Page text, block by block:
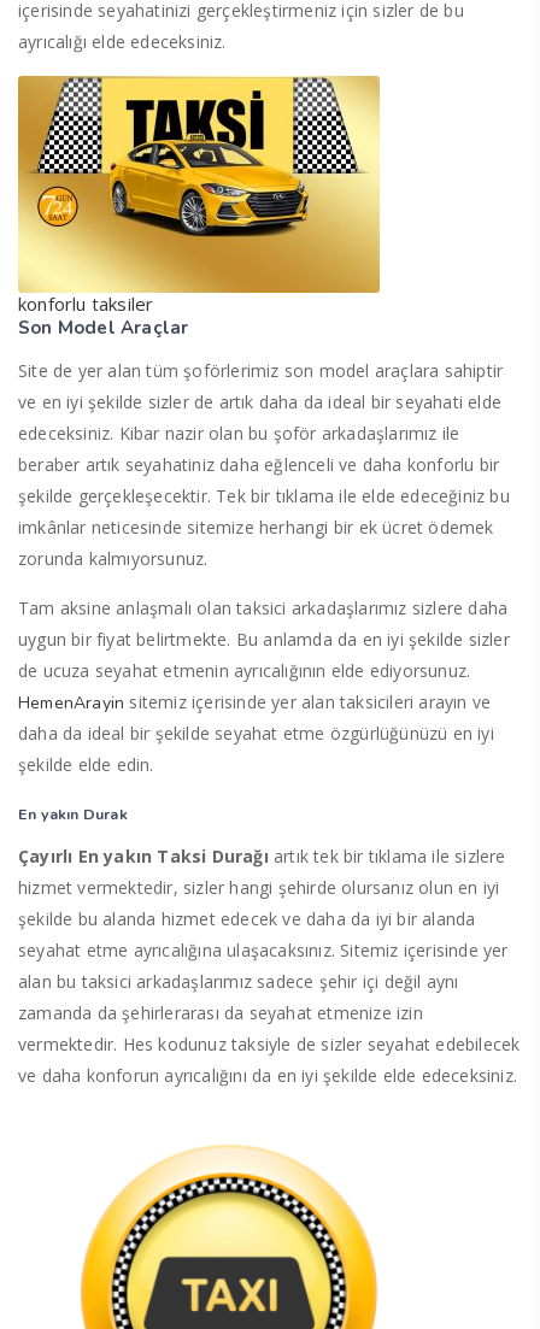
içerisinde seyahatinizi gerçekleştirmeniz için sizler de bu
ayrıcalığı elde edeceksiniz.
konforlu taksiler
Son Model Araçlar
Site de yer alan tüm şoförlerimiz son model araçlara sahiptir
ve en iyi şekilde sizler de artık daha da ideal bir seyahati elde
edeceksiniz. Kibar nazir olan bu şoför arkadaşlarımız ile
beraber artık seyahatiniz daha eğlenceli ve daha konforlu bir
şekilde gerçekleşecektir. Tek bir tıklama ile elde edeceğiniz bu
imkânlar neticesinde sitemize herhangi bir ek ücret ödemek
zorunda kalmıyorsunuz.
Tam aksine anlaşmalı olan taksici arkadaşlarımız sizlere daha
uygun bir fiyat belirtmekte. Bu anlamda da en iyi şekilde sizler
de ucuza seyahat etmenin ayrıcalığının elde ediyorsunuz.
HemenArayin sitemiz içerisinde yer alan taksicileri arayın ve
daha da ideal bir şekilde seyahat etme özgürlüğünüzü en iyi
şekilde elde edin.
En yakın Durak
Çayırlı En yakın Taksi Durağı artık tek bir tıklama ile sizlere
hizmet vermektedir, sizler hangi şehirde olursanız olun en iyi
şekilde bu alanda hizmet edecek ve daha da iyi bir alanda
seyahat etme ayrıcalığına ulaşacaksınız. Sitemiz içerisinde yer
alan bu taksici arkadaşlarımız sadece şehir içi değil aynı
zamanda da şehirlerarası da seyahat etmenize izin
vermektedir. Hes kodunuz taksiyle de sizler seyahat edebilecek
ve daha konforun ayrıcalığını da en iyi şekilde elde edeceksiniz.